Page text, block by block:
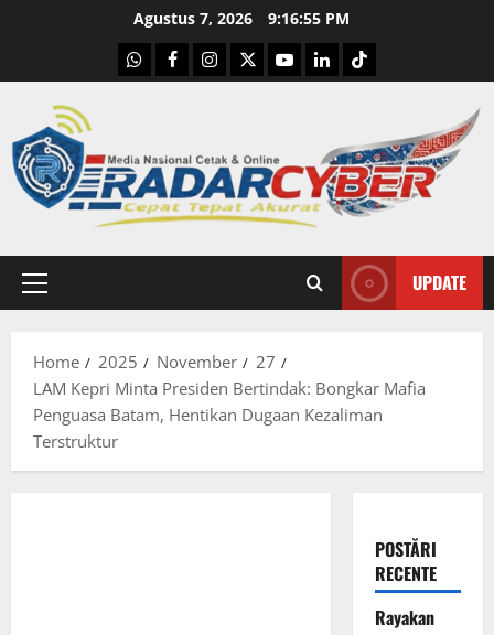
Agustus 7, 2026 9:16:56 PM
WhatsApp
Facebook
Instagram
X YoutubelinkedinTiktok
Primary
UPDATE
Home 2025 November
27
LAM Kepri Minta Presiden Bertindak: Bongkar Mafia
Penguasa Batam, Hentikan Dugaan Kezaliman
Terstruktur
POSTĂRI
RECENTE
Rayakan